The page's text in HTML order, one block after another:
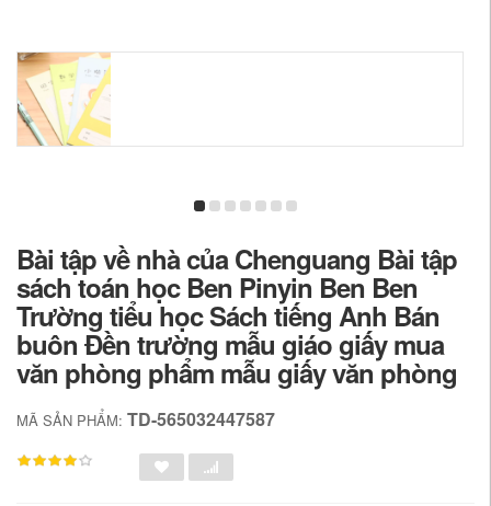
Bài tập về nhà của Chenguang Bài tập
sách toán học Ben Pinyin Ben Ben
Trường tiểu học Sách tiếng Anh Bán
buôn Đền trường mẫu giáo giấy mua
văn phòng phẩm mẫu giấy văn phòng
MÃ SẢN PHẨM: TD-565032447587